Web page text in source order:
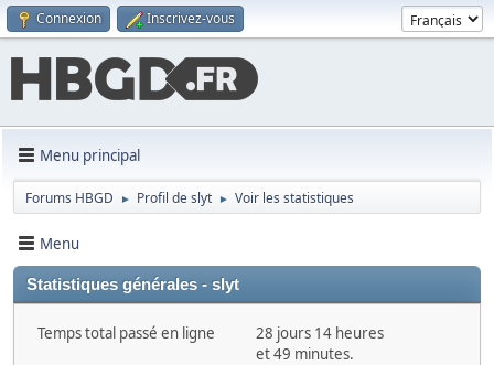
Connexion Inscrivez-vous
Menu principal
Forums HBGD ► Profil de slyt ► Voir les statistiques
Menu
Statistiques générales - slyt
Temps total passé en ligne
28 jours 14 heures
et 49 minutes.